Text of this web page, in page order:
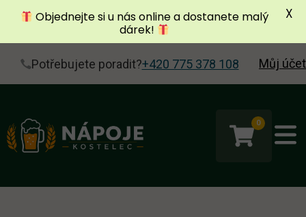
Potřebujete poradit?+420 775 378 108 Můj účet
0
Objednejte si u nás online a dostanete malý
dárek!
X